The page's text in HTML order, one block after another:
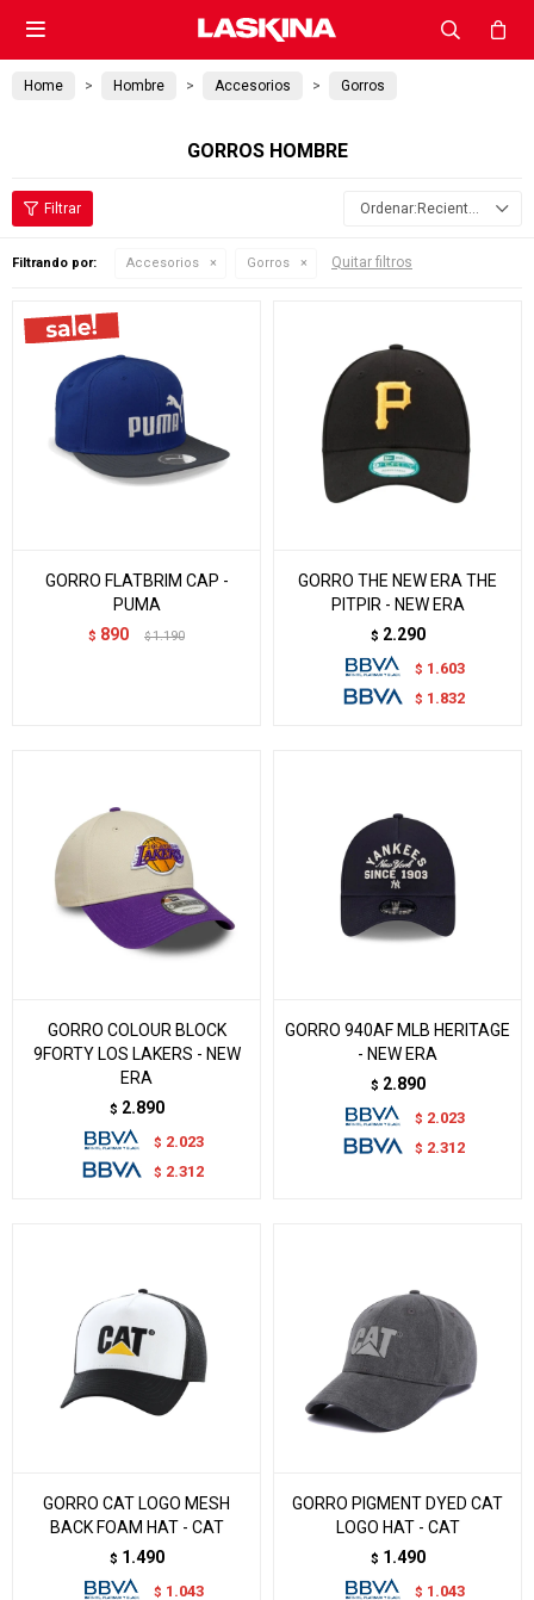

Home Hombre Accesorios Gorros
GORROS HOMBRE
Recientes
Filtrando por: Accesorios Gorros Quitar filtros
GORRO FLATBRIM CAP -
PUMA
$ 890 $ 1.190
GORRO THE NEW ERA THE
PITPIR - NEW ERA
$ 2.290
$ 1.603
$ 1.832
GORRO COLOUR BLOCK
9FORTY LOS LAKERS - NEW
ERA
$ 2.890
$ 2.023
$ 2.312
GORRO 940AF MLB HERITAGE
- NEW ERA
$ 2.890
$ 2.023
$ 2.312
GORRO CAT LOGO MESH
BACK FOAM HAT - CAT
$ 1.490
$ 1.043
GORRO PIGMENT DYED CAT
LOGO HAT - CAT
$ 1.490
$ 1.043